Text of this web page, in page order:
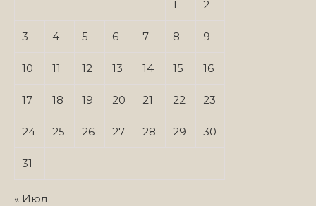
1 2
3 4 5 6 7 8 9
10 11 12 13 14 15 16
17 18 19 20 21 22 23
24 25 26 27 28 29 30
31
« Июл